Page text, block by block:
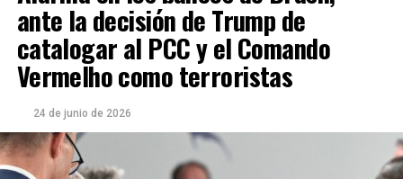
ante la decisión de Trump de
catalogar al PCC y el Comando
Vermelho como terroristas
24 de junio de 2026